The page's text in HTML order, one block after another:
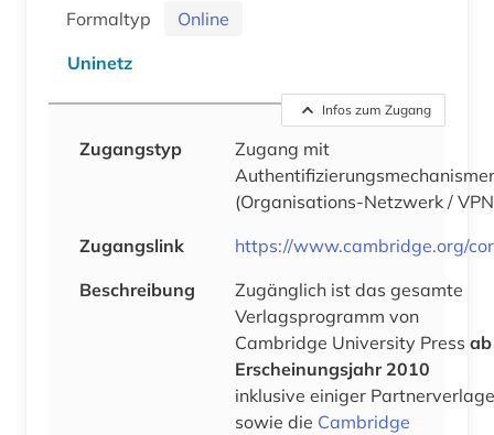
Formaltyp
Online
Uninetz
Infos zum Zugang
Zugangstyp
Zugang mit
(Organisations-Netzwerk /
Zugangslink
https://www.cambridge.org/
Beschreibung
Zugänglich ist das gesamte
Verlagsprogramm von
Cambridge University Press ab
Erscheinungsjahr 2010
inklusive einiger Partnerverlage
sowie die Cambridge